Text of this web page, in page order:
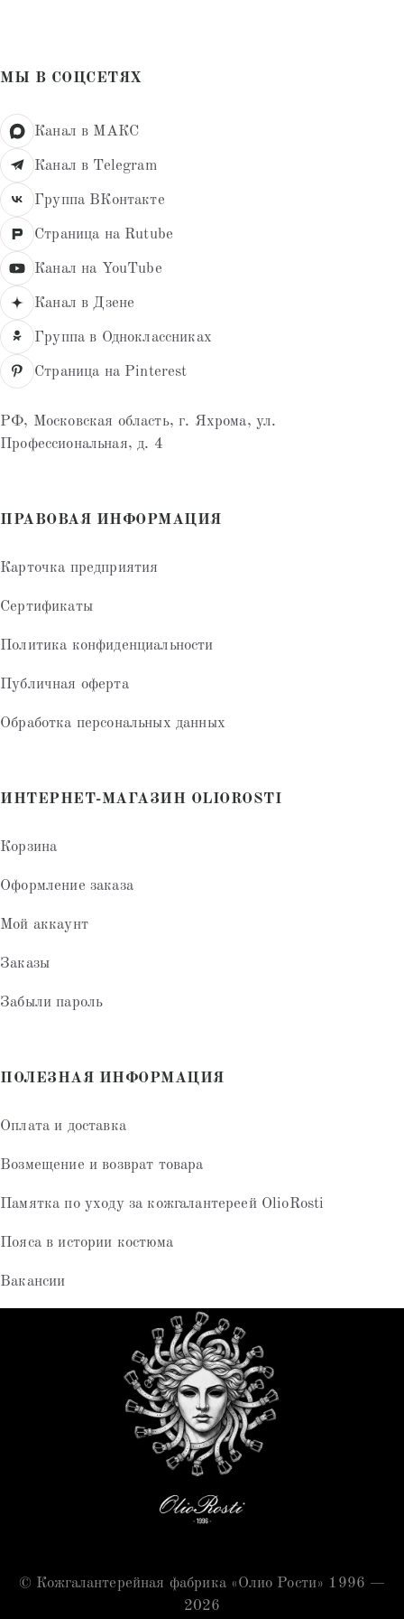
МЫ В СОЦСЕТЯХ
Канал в МАКС
Канал в Telegram
Группа ВКонтакте
Страница на Rutube
Канал на YouTube
Канал в Дзене
Группа в Одноклассниках
Страница на Pinterest
РФ, Московская область, г. Яхрома, ул.
Профессиональная, д. 4
ПРАВОВАЯ ИНФОРМАЦИЯ
Карточка предприятия
Сертификаты
Политика конфиденциальности
Публичная оферта
Обработка персональных данных
ИНТЕРНЕТ-МАГАЗИН OLIOROSTI
Корзина
Оформление заказа
Мой аккаунт
Заказы
Забыли пароль
ПОЛЕЗНАЯ ИНФОРМАЦИЯ
Оплата и доставка
Возмещение и возврат товара
Памятка по уходу за кожгалантереей OlioRosti
Пояса в истории костюма
Вакансии
© Кожгалантерейная фабрика «Олио Рости» 1996 —
2026